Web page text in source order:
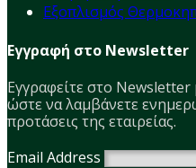
Εξοπλισμός
Εγγραφή στο Newsletter
Εγγραφείτε στο Νewsletter
ώστε να λαμβάνετε
προτάσεις της εταιρείας.
Email Address